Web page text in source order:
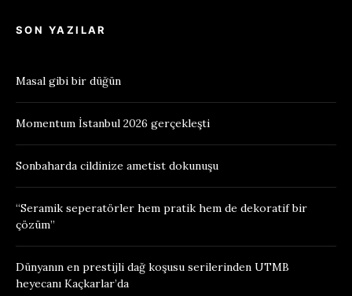
SON YAZILAR
Masal gibi bir düğün
Momentum İstanbul 2026 gerçekleşti
Sonbaharda cildinize ametist dokunuşu
“Seramik seperatörler hem pratik hem de dekoratif bir
çözüm”
Dünyanın en prestijli dağ koşusu serilerinden UTMB
heyecanı Kaçkarlar’da